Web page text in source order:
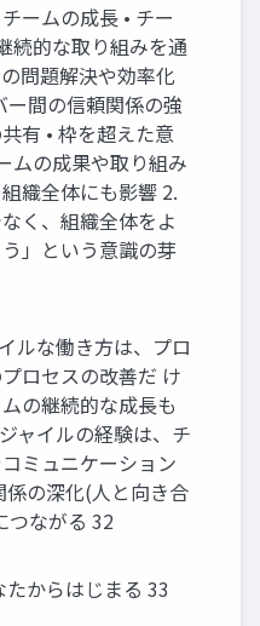
ームの成長 • チー
続的な取り組みを通
問題解決や効率化
ー間の信頼関係の強
有 • 枠を超えた意
ムの成果や取り組み
織全体にも影響 2.
なく、組織全体をよ
」という意識の芽
ルな働き方は、プロ
ロセスの改善だ け
の継続的な成長も
ャイルの経験は、チ
ミュニケーション
係の深化(人と向き合
つながる 32
からはじまる 33